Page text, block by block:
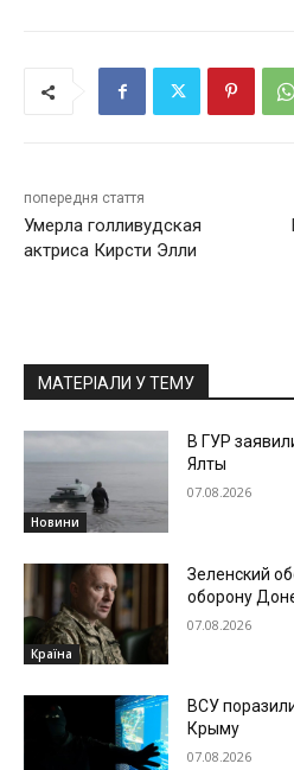
попередня стаття
Умерла голливудская
актриса Кирсти Элли
МАТЕРІАЛИ У ТЕМУ
Новини
В ГУР
Ялты
07.08.2026
Країна
Зеленский
оборону
07.08.2026
ВСУ
Крыму
07.08.2026